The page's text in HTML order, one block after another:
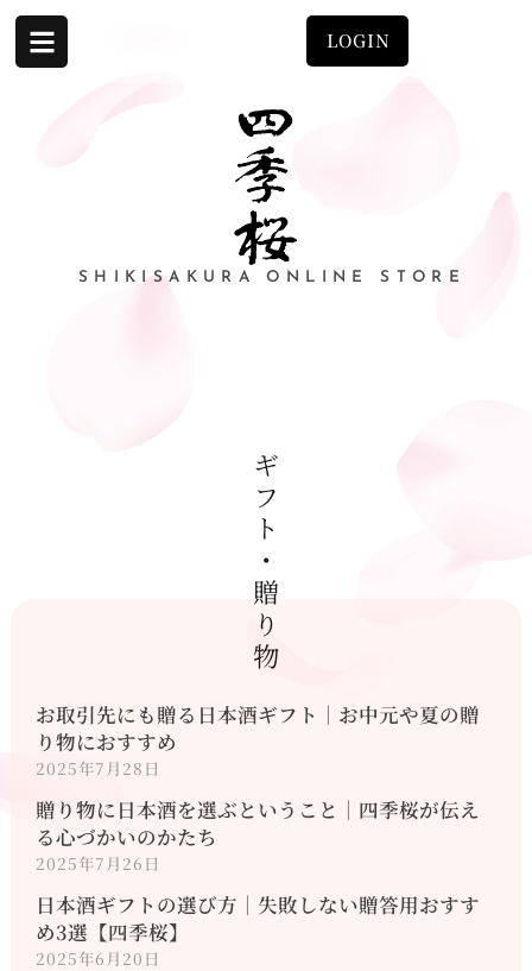
LOGIN
SHIKISAKURA ONLINE STORE
ギフト・贈り物
お取引先にも贈る日本酒ギフト｜お中元や夏の贈
り物におすすめ
2025年7月28日
贈り物に日本酒を選ぶということ｜四季桜が伝え
る心づかいのかたち
2025年7月26日
日本酒ギフトの選び方｜失敗しない贈答用おすす
め3選【四季桜】
2025年6月20日